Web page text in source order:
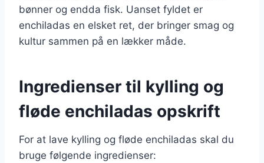
bønner og endda fisk. Uanset fyldet er
enchiladas en elsket ret, der bringer smag og
kultur sammen på en lækker måde.
Ingredienser til kylling og
fløde enchiladas opskrift
For at lave kylling og fløde enchiladas skal du
bruge følgende ingredienser: